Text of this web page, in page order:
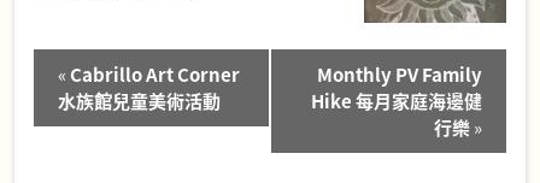
Event
Navigation
«Cabrillo Art Corner
水族館兒童美術活動
Monthly PV Family
Hike 每月家庭海邊健
行樂»